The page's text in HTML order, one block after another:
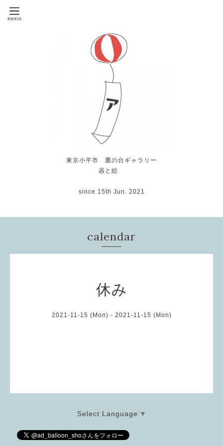
東京小平市 鷹の台ギャラリー
器と絵
since 15th Jun. 2021
calendar
休み
2021-11-15 (Mon) - 2021-11-15 (Mon)
Select Language ▼